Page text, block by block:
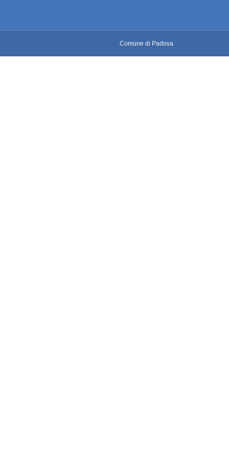
Comune di Padova